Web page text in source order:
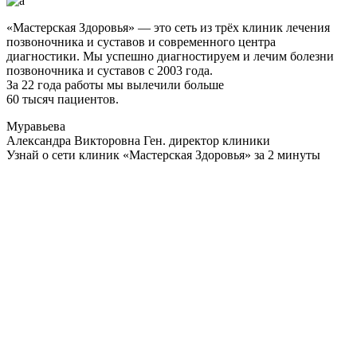
«Мастерская Здоровья» — это сеть из трёх клиник лечения
позвоночника и суставов и современного центра
диагностики. Мы успешно диагностируем и лечим болезни
позвоночника и суставов с 2003 года.
За 22 года работы мы вылечили больше
60 тысяч пациентов.
Муравьева
Александра Викторовна Ген. директор клиники
Узнай о сети клиник «Мастерская Здоровья» за 2 минуты